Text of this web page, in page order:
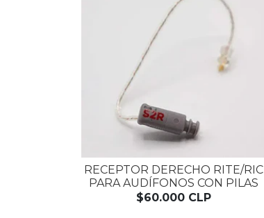
RECEPTOR DERECHO RITE/RIC
PARA AUDÍFONOS CON PILAS
$60.000 CLP